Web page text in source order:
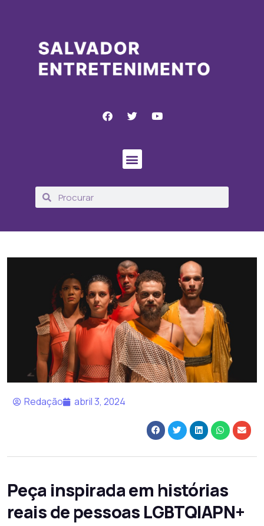
Redação abril 3, 2024
Peça inspirada em histórias
reais de pessoas LGBTQIAPN+